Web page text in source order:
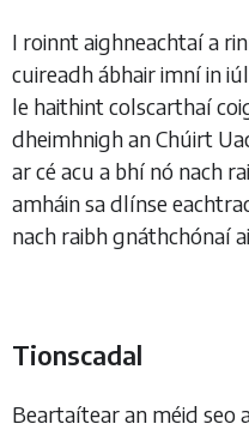
I roinnt aighneachtaí a
cuireadh ábhair imní in
le haithint colscarthaí
dheimhnigh an Chúirt
ar cé acu a bhí nó nach
amháin sa dlínse
nach raibh gnáthchónaí
Tionscadal
Beartaítear an méid seo